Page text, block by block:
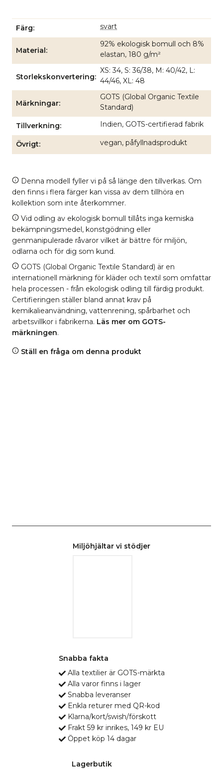
Färg svart
Material
92% ekologisk bomull och 8%
elastan, 180 g/m²
Storlekskonvertering
XS: 34, S: 36/38, M: 40/42, L:
44/46, XL: 48
Märkningar
GOTS (Global Organic Textile
Standard)
Tillverkning Indien, GOTS-certifierad fabrik
Övrigt vegan, påfyllnadsprodukt
Denna modell fyller vi på så länge den tillverkas. Om
den finns i flera färger kan vissa av dem tillhöra en
kollektion som inte återkommer.
Vid odling av ekologisk bomull tillåts inga kemiska
bekämpningsmedel, konstgödning eller
genmanipulerade råvaror vilket är bättre för miljön,
odlarna och för dig som kund.
GOTS (Global Organic Textile Standard) är en
internationell märkning för kläder och textil som omfattar
hela processen - från ekologisk odling till färdig produkt.
Certifieringen ställer bland annat krav på
kemikalieanvändning, vattenrening, spårbarhet och
arbetsvillkor i fabrikerna. Läs mer om GOTS-
märkningen.
Ställ en fråga om denna produkt
Miljöhjältar vi stödjer
Snabba fakta
Alla textilier är GOTS-märkta
Alla varor finns i lager
Snabba leveranser
Enkla returer med QR-kod
Klarna/kort/swish/förskott
Frakt 59 kr inrikes, 149 kr EU
Öppet köp 14 dagar
Lagerbutik